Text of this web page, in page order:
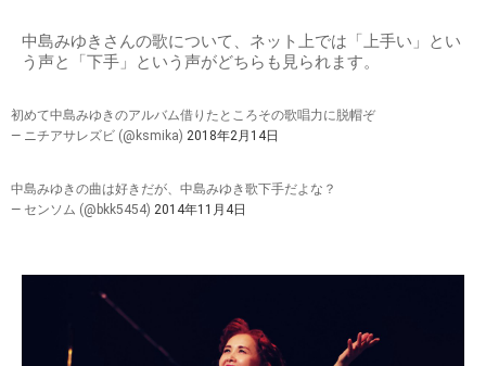
中島みゆきさんの歌について、ネット上では「上手い」とい
う声と「下手」という声がどちらも見られます。
初めて中島みゆきのアルバム借りたところその歌唱力に脱帽ぞ
— ニチアサレズビ (@ksmika) 2018年2月14日
中島みゆきの曲は好きだが、中島みゆき歌下手だよな？
— センソム (@bkk5454) 2014年11月4日